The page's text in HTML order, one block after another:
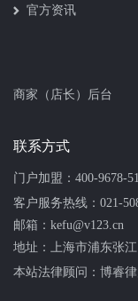
官方资讯
商家（店长）后台
联系方式
门户加盟： 400-9678-
客户服务热线： 021-
邮箱：kefu@v123.cn
地址：上海市浦东张
本站法律顾问： 博睿